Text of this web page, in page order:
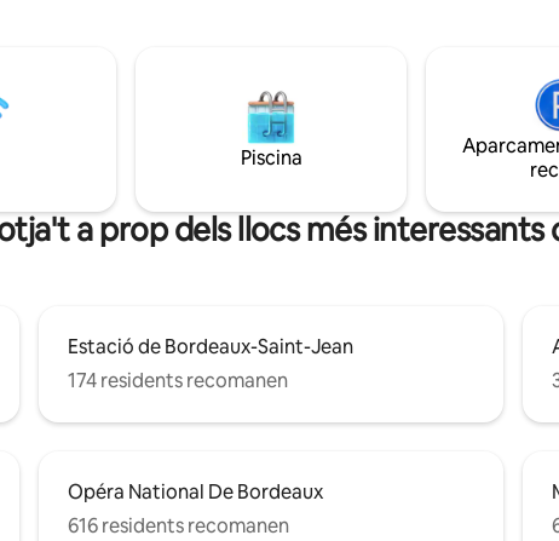
Bordeus. Cuina totalment
sala d'estar i menjador, llits d'alta
ampli bany amb banyera i dutxa,
gratuït, TV, màquina d'espresso i
aparcament de pagament.
Piscina
a prop dels llocs més interessants
Estació de Bordeaux-Saint-Jean
174 residents recomanen
Opéra National De Bordeaux
616 residents recomanen